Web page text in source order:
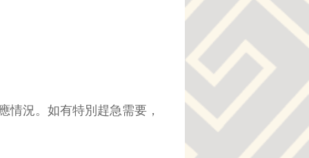
情況。如有特別趕急需要，